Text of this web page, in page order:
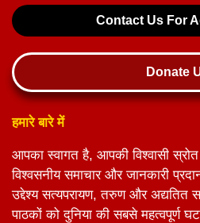
Contact Us For
Donate
हमारे बारे में
आपका स्वागत है, आपकी विश्वासी
विश्वसनीय समाचार और जानकारी
उद्देश्य सत्यपरायण, तरुण और अद्यतित
पाठकों को दुनिया की सबसे महत्वपूर्ण